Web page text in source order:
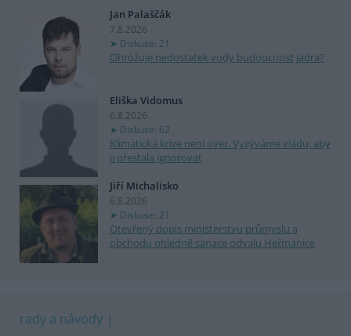
Jan Palaščák
7.8.2026
Diskuse: 21
Ohrožuje nedostatek vody budoucnost jádra?
Eliška Vidomus
6.8.2026
Diskuse: 62
Klimatická krize není over. Vyzýváme vládu, aby
ji přestala ignorovat
Jiří Michalisko
6.8.2026
Diskuse: 21
Otevřený dopis ministerstvu průmyslu a
obchodu ohledně sanace odvalu Heřmanice
rady a návody